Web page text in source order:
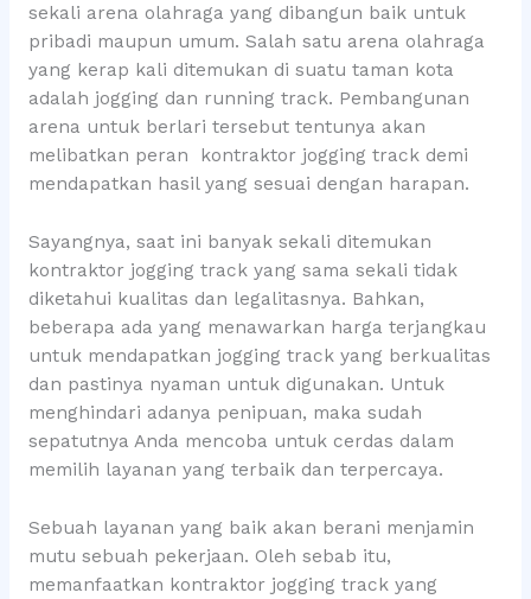
sekali arena olahraga yang dibangun baik untuk
pribadi maupun umum. Salah satu arena olahraga
yang kerap kali ditemukan di suatu taman kota
adalah jogging dan running track. Pembangunan
arena untuk berlari tersebut tentunya akan
melibatkan peran kontraktor jogging track demi
mendapatkan hasil yang sesuai dengan harapan.
Sayangnya, saat ini banyak sekali ditemukan
kontraktor jogging track yang sama sekali tidak
diketahui kualitas dan legalitasnya. Bahkan,
beberapa ada yang menawarkan harga terjangkau
untuk mendapatkan jogging track yang berkualitas
dan pastinya nyaman untuk digunakan. Untuk
menghindari adanya penipuan, maka sudah
sepatutnya Anda mencoba untuk cerdas dalam
memilih layanan yang terbaik dan terpercaya.
Sebuah layanan yang baik akan berani menjamin
mutu sebuah pekerjaan. Oleh sebab itu,
memanfaatkan kontraktor jogging track yang